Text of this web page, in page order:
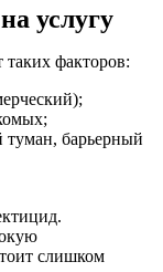
услугу
таких факторов:
туман, барьерный
слишком